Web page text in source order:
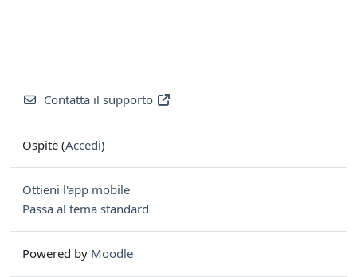
Contatta il supporto
Ospite (Accedi)
Ottieni l'app mobile
Passa al tema standard
Powered by Moodle